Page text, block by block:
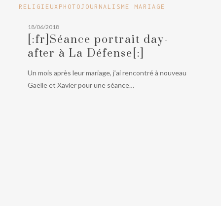
portrait
after
RELIGIEUX PHOTOJOURNALISME MARIAGE
18/06/2018
[:fr]Séance portrait day-
after à La Défense[:]
Un mois après leur mariage, j’ai rencontré à nouveau
Gaëlle et Xavier pour une séance…